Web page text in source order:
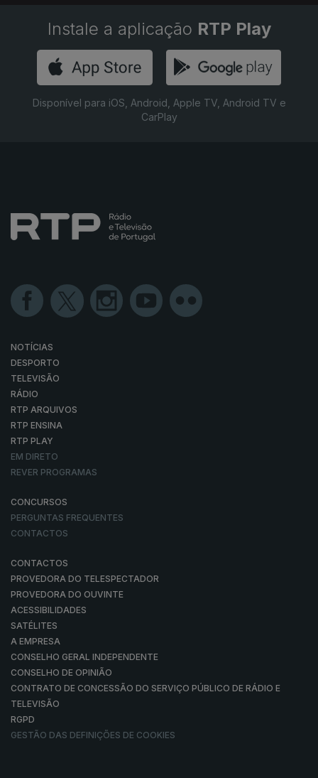
Instale a aplicação RTP Play
Disponível para iOS, Android, Apple TV, Android TV e
CarPlay
NOTÍCIAS
DESPORTO
TELEVISÃO
RÁDIO
RTP ARQUIVOS
RTP ENSINA
RTP PLAY
EM DIRETO
REVER PROGRAMAS
CONCURSOS
PERGUNTAS FREQUENTES
CONTACTOS
CONTACTOS
PROVEDORA DO TELESPECTADOR
PROVEDORA DO OUVINTE
ACESSIBILIDADES
SATÉLITES
A EMPRESA
CONSELHO GERAL INDEPENDENTE
CONSELHO DE OPINIÃO
CONTRATO DE CONCESSÃO DO SERVIÇO PÚBLICO DE RÁDIO E
TELEVISÃO
RGPD
GESTÃO DAS DEFINIÇÕES DE COOKIES